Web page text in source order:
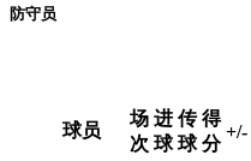
防守员
球员
场
次
进
球
传
球
得
分
+/-